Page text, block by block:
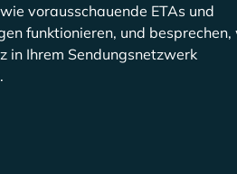
vorausschauende ETAs und
funktionieren, und besprechen,
in Ihrem Sendungsnetzwerk